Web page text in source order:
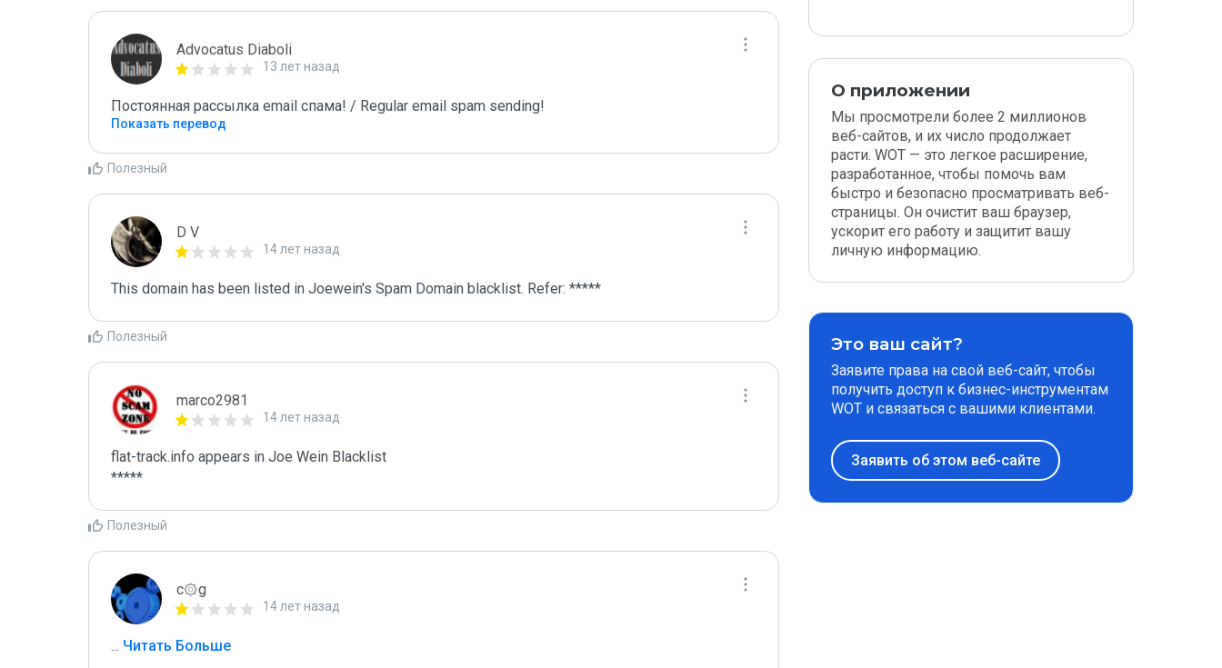
Advocatus Diaboli
13 лет назад
Постоянная рассылка email спама! / Regular email spam sending!
Показать перевод
Полезный
D V
14 лет назад
This domain has been listed in Joewein's Spam Domain blacklist. Refer: *****
Полезный
marco2981
14 лет назад
flat-track.info appears in Joe Wein Blacklist
*****
Полезный
c۞g
14 лет назад
... Читать Больше
О приложении
Мы просмотрели более 2 миллионов
веб-сайтов, и их число продолжает
расти. WOT — это легкое расширение,
разработанное, чтобы помочь вам
быстро и безопасно просматривать веб-
страницы. Он очистит ваш браузер,
ускорит его работу и защитит вашу
личную информацию.
Это ваш сайт?
Заявите права на свой веб-сайт, чтобы
получить доступ к бизнес-инструментам
WOT и связаться с вашими клиентами.
Заявить об этом веб-сайте